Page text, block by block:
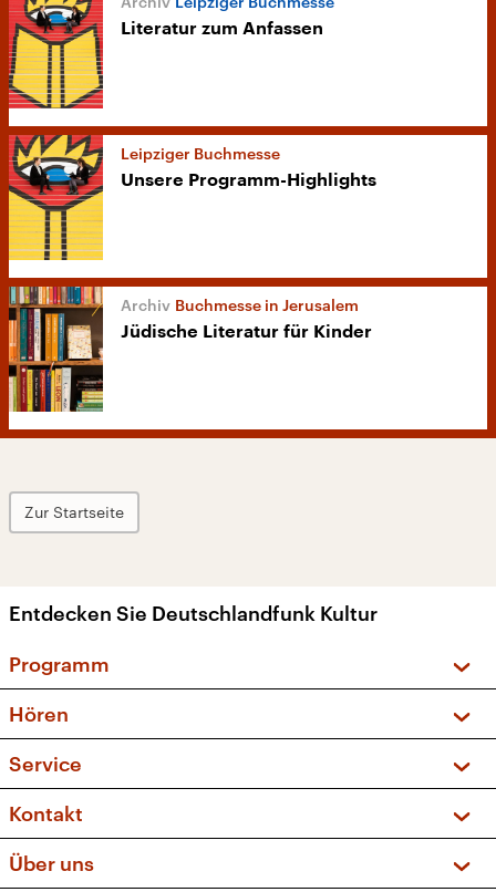
Literatur zum Anfassen
Leipziger Buchmesse
Unsere Programm-Highlights
Buchmesse in Jerusalem
Jüdische Literatur für Kinder
Zur Startseite
Entdecken Sie Deutschlandfunk Kultur
Programm
Sendungen und Podcasts
Musikliste
Kakadu – Das Kinderprogramm
Hören
Frequenzen (UKW + DAB+)
Service
FAQ
Apps
Newsletter
Kontakt
Über uns